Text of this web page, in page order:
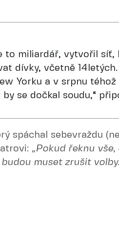
to miliardář, vytvořil síť,
dívky, včetně
Yorku a v srpnu
by se dočkal soudu,“
spáchal sebevraždu
„Pokud řeknu
muset zrušit